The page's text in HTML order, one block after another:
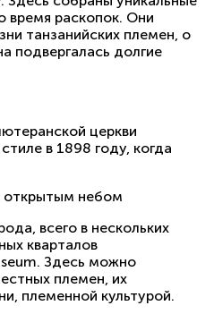
время раскопок. Они
танзанийских племен, о
подвергалась долгие
церкви
в 1898 году, когда
открытым небом
всего в нескольких
кварталов
Здесь можно
племен, их
племенной культурой.